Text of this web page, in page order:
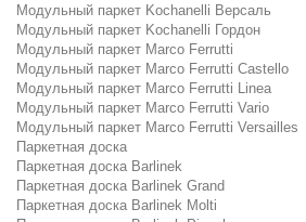
Модульный паркет Kochanelli Версаль
Модульный паркет Kochanelli Гордон
Модульный паркет Marco Ferrutti
Модульный паркет Marco Ferrutti Castello
Модульный паркет Marco Ferrutti Linea
Модульный паркет Marco Ferrutti Vario
Модульный паркет Marco Ferrutti Versailles
Паркетная доска
Паркетная доска Barlinek
Паркетная доска Barlinek Grand
Паркетная доска Barlinek Molti